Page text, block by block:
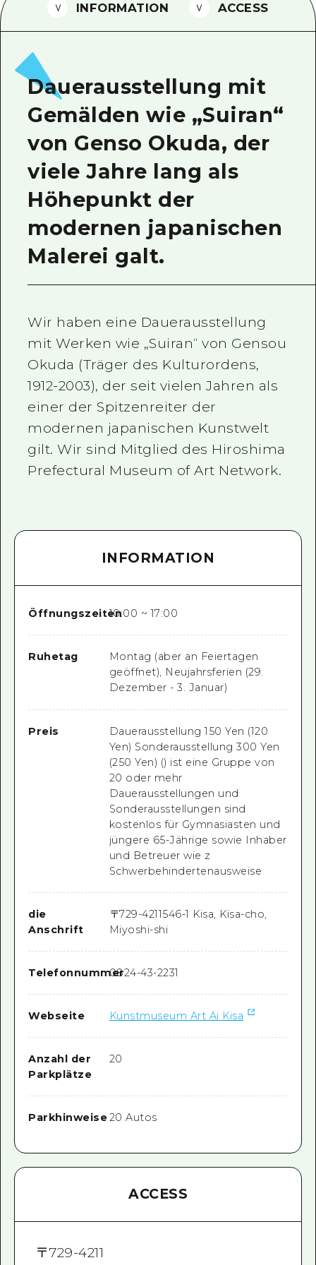
FAQs
Foto-Download
Transportinformationen bei
INFORMATION ACCESS
Dauerausstellung mit
Gemälden wie „Suiran“
von Genso Okuda, der
viele Jahre lang als
Höhepunkt der
modernen japanischen
Malerei galt.
Wir haben eine Dauerausstellung
mit Werken wie „Suiran“ von Gensou
Okuda (Träger des Kulturordens,
1912-2003), der seit vielen Jahren als
einer der Spitzenreiter der
modernen japanischen Kunstwelt
gilt. Wir sind Mitglied des Hiroshima
Prefectural Museum of Art Network.
INFORMATION
Öffnungszeiten10:00 ~ 17:00
Ruhetag
Montag (aber an Feiertagen
geöffnet), Neujahrsferien (29.
Dezember - 3. Januar)
Preis
Dauerausstellung 150 Yen (120
Yen) Sonderausstellung 300 Yen
(250 Yen) () ist eine Gruppe von
20 oder mehr
Dauerausstellungen und
Sonderausstellungen sind
kostenlos für Gymnasiasten und
jüngere 65-Jährige sowie Inhaber
und Betreuer wie z
Schwerbehindertenausweise
die
Anschrift
〒729-4211546-1 Kisa, Kisa-cho,
Miyoshi-shi
Telefonnummer0824-43-2231
Webseite Kunstmuseum Art Ai Kisa
Anzahl der
Parkplätze
20
Parkhinweise20 Autos
ACCESS
〒729-4211